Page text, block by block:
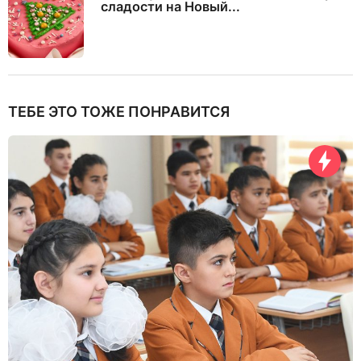
сладости на Новый...
ТЕБЕ ЭТО ТОЖЕ ПОНРАВИТСЯ